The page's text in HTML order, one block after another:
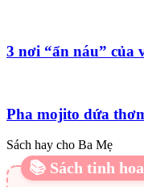
3 nơi “ẩn náu” của
Pha mojito dứa
Sách hay cho Ba Mẹ
📚 Sách tinh